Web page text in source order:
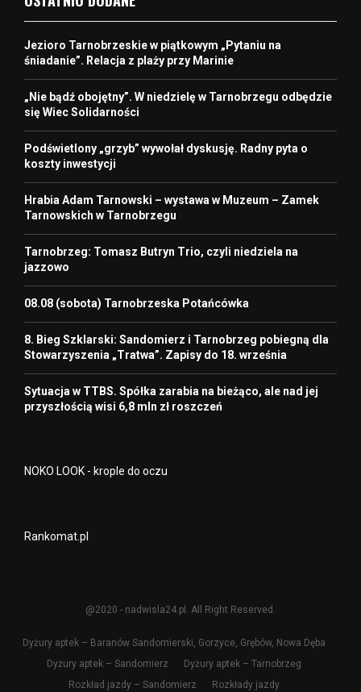
Jezioro Tarnobrzeskie w piątkowym „Pytaniu na
śniadanie”. Relacja z plaży przy Marinie
„Nie bądź obojętny”. W niedzielę w Tarnobrzegu odbędzie
się Wiec Solidarności
Podświetlony „grzyb” wywołał dyskusję. Radny pyta o
koszty inwestycji
Hrabia Adam Tarnowski – wystawa w Muzeum – Zamek
Tarnowskich w Tarnobrzegu
Tarnobrzeg: Tomasz Butryn Trio, czyli niedziela na
jazzowo
08.08 (sobota) Tarnobrzeska Potańcówka
8. Bieg Szklarski: Sandomierz i Tarnobrzeg pobiegną dla
Stowarzyszenia „Tratwa”. Zapisy do 18. września
Sytuacja w TTBS. Spółka zarabia na bieżąco, ale nad jej
przyszłością wisi 6,8 mln zł roszczeń
NOKO LOOK - krople do oczu
Rankomat.pl
@2020 - nadwisla24.pl. All Right Reserved.
Dyżury aptek – Baranów Sandomierski, Gorzyce, Grębów, Nowa Dęba
Dyżury aptek – Sandomierz
Dyżury aptek – Tarnobrzeg
Rozkład jazdy – Sandomierz
Rozkłady jazdy